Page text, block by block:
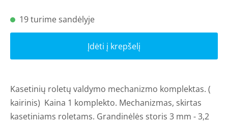
19 turime sandėlyje
Įdėti į krepšelį
Kasetinių roletų valdymo mechanizmo komplektas. (
kairinis) Kaina 1 komplekto. Mechanizmas, skirtas
kasetiniams roletams. Grandinėlės storis 3 mm - 3,2